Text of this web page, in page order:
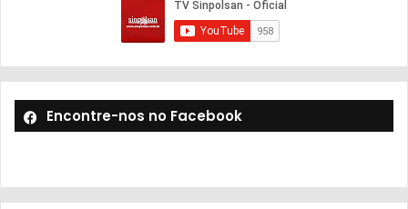
Encontre-nos no Facebook